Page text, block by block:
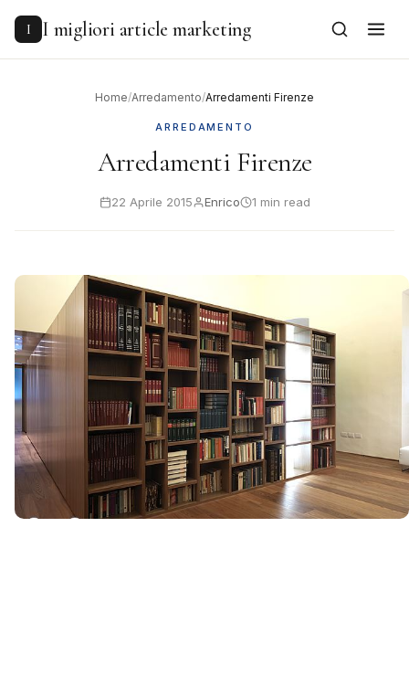
content
I I migliori article marketing
Home/Arredamento/Arredamenti Firenze
ARREDAMENTO
Arredamenti Firenze
22 Aprile 2015 Enrico 1 min read